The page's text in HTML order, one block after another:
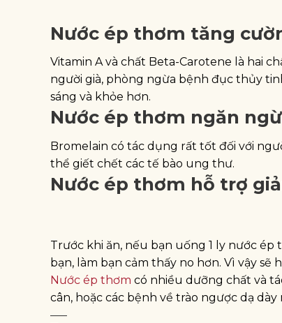
Nước ép thơm tăng
Vitamin A và chất Beta-Carotene là hai
người già, phòng ngừa bệnh đục thủy
sáng và khỏe hơn.
Nước ép thơm ngăn
Bromelain có tác dụng rất tốt đối với
thể giết chết các tế bào ung thư.
Nước ép thơm hỗ trợ
Trước khi ăn, nếu bạn uống 1 ly nước
bạn, làm bạn cảm thấy no hơn. Vì vậy
Nước ép thơm có nhiều dưỡng chất và
cân, hoặc các bệnh về trào ngược dạ
—–